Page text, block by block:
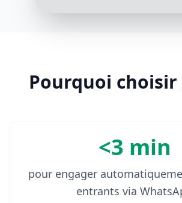
Pourquoi choisir
<3 min
pour engager
entrants via